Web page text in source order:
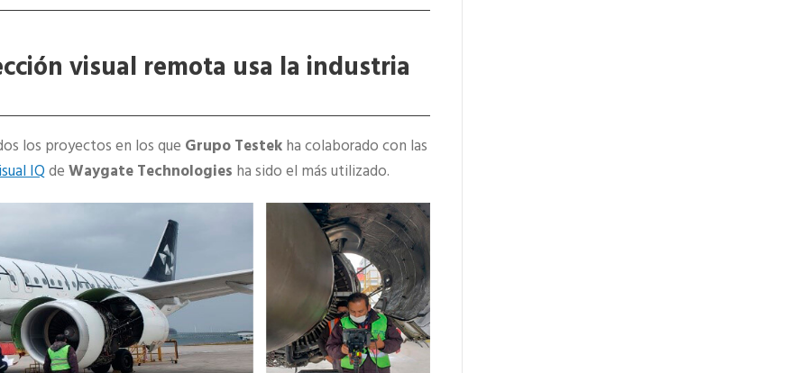
visual remota usa la industria
los proyectos en los que Grupo Testekha colaborado con las
IQdeWaygate Technologies ha sido el más utilizado.